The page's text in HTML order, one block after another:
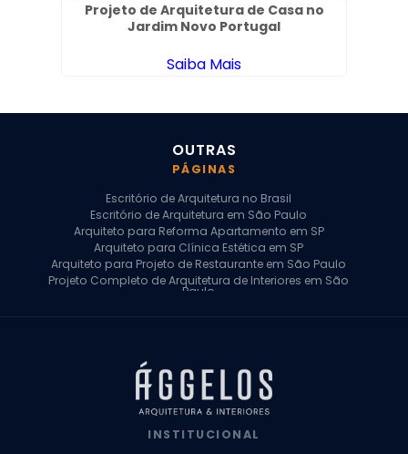
Projeto de Arquitetura de Casa no
Jardim Novo Portugal
Saiba Mais
OUTRAS
PÁGINAS
Escritório de Arquitetura no Brasil
Escritório de Arquitetura em São Paulo
Arquiteto para Reforma Apartamento em SP
Arquiteto para Clínica Estética em SP
Arquiteto para Projeto de Restaurante em São Paulo
Projeto Completo de Arquitetura de Interiores em São
Paulo
Arquiteto para Projeto Comercial em São Paulo
Arquiteto Comercial
Arquiteto para Reforma de Apartamento
Arquiteto para Reforma Residencial
Arquitetura para Reforma de Casas
INSTITUCIONAL